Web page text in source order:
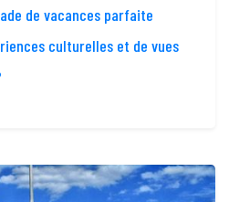
de vacances parfaite
culturelles et de vues